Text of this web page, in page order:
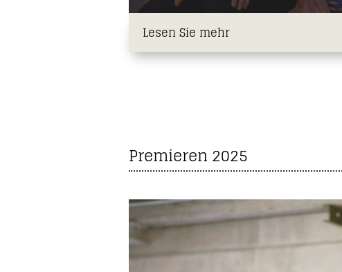
Lesen Sie mehr
Premieren 2025